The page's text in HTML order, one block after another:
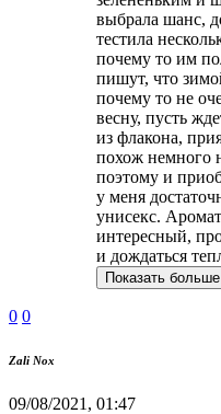
выбрала шанс,
тестила
почему то им
пишут, что
почему то не
весну, пусть
из флакона,
похож немного
поэтому и
у меня
унисекс.
интересный,
и дождаться
Показать больше
0 0
Zali Nox
09/08/2021, 01:47